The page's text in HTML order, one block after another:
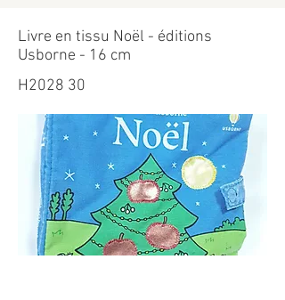
Livre en tissu Noël - éditions
Usborne - 16 cm
H2028 30